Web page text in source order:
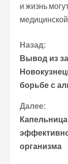
и жизнь
П
р
о
д
о
л
Назад:
Вывод из
борьбе с
Далее:
организма